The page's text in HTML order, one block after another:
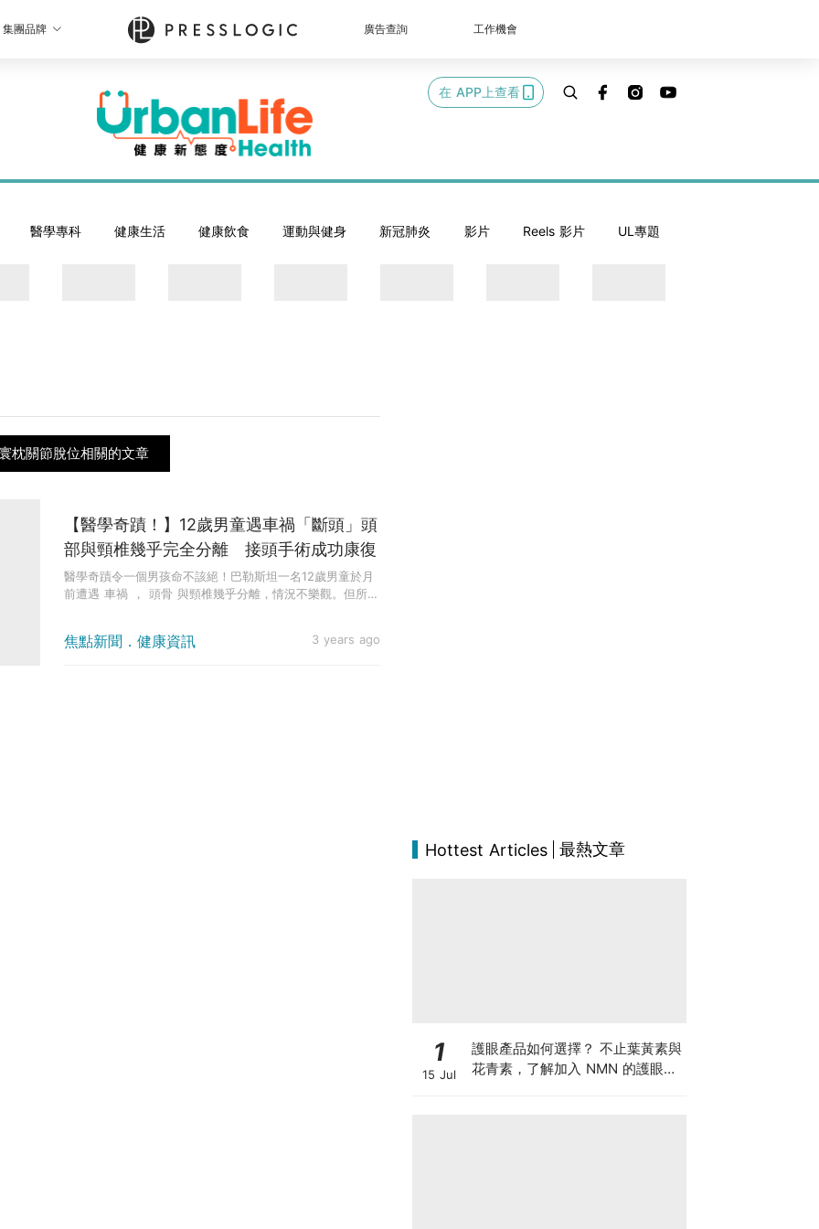
集團品牌 廣告查詢 工作機會
在 APP上查看
醫學專科 健康生活 健康飲食 運動與健身 新冠肺炎 影片 Reels 影片 UL專題
枕關節脫位相關的文章
焦點新聞．健康資訊 3 years ago
【醫學奇蹟！】12歲男童遇車禍「斷頭」頭
部與頸椎幾乎完全分離 接頭手術成功康復
醫學奇蹟令一個男孩命不該絕！巴勒斯坦一名12歲男童於月
前遭遇 車禍 ， 頭骨 與頸椎幾乎分離，情況不樂觀。但所幸
Hottest Articles 最熱文章
1
15 Jul
護眼產品如何選擇？ 不止葉黃素與
花青素，了解加入 NMN 的護眼方